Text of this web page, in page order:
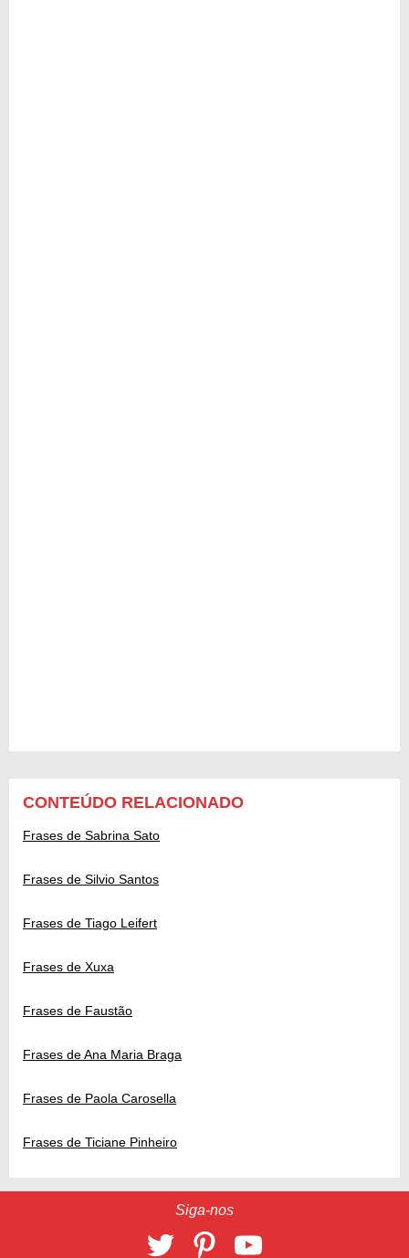
CONTEÚDO RELACIONADO
Frases de Sabrina Sato
Frases de Silvio Santos
Frases de Tiago Leifert
Frases de Xuxa
Frases de Faustão
Frases de Ana Maria Braga
Frases de Paola Carosella
Frases de Ticiane Pinheiro
Siga-nos